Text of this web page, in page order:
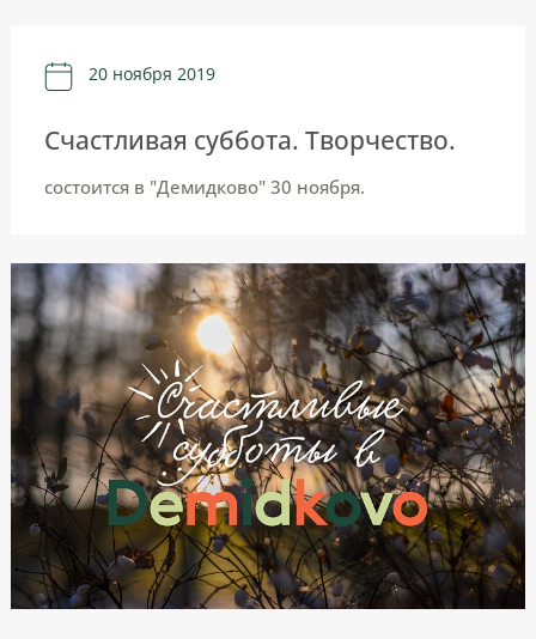
20 ноября 2019
Счастливая суббота. Творчество.
состоится в "Демидково" 30 ноября.